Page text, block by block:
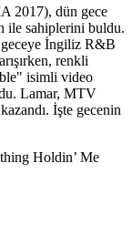
2017), dün gece
ile sahiplerini buldu.
İngiliz R&B
renkli
isimli video
Lamar, MTV
İşte gecenin
Holdin’ Me